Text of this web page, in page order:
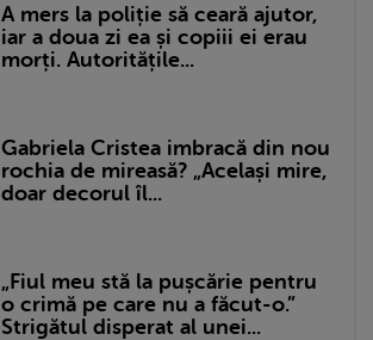
A mers la poliție să ceară ajutor,
iar a doua zi ea și copiii ei erau
morți. Autoritățile...
Gabriela Cristea imbracă din nou
rochia de mireasă? „Același mire,
doar decorul îl...
„Fiul meu stă la pușcărie pentru
o crimă pe care nu a făcut-o.”
Strigătul disperat al unei...